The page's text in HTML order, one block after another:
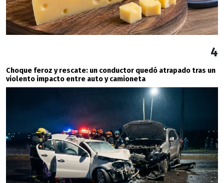
4
Choque feroz y rescate: un conductor quedó atrapado tras un
violento impacto entre auto y camioneta